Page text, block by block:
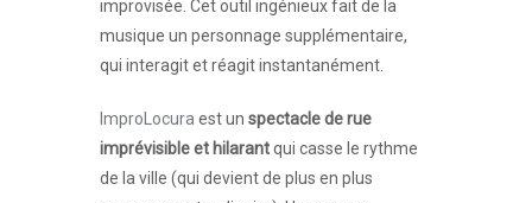
improvisée. Cet outil ingénieux fait de la
musique un personnage supplémentaire,
qui interagit et réagit instantanément.
ImproLocuraest un spectacle de rue
imprévisible et hilarantqui casse le rythme
de la ville (qui devient de plus en plus